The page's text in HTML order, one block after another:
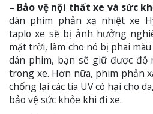
– Bảo vệ nội thất xe và sức
dán phim phản xạ nhiệt xe
taplo xe sẽ bị ảnh hưởng
mặt trời, làm cho nó bị phai
dán phim, bạn sẽ giữ được độ
trong xe. Hơn nữa, phim phản
chống lại các tia UV có hại cho
bảo vệ sức khỏe khi đi xe.